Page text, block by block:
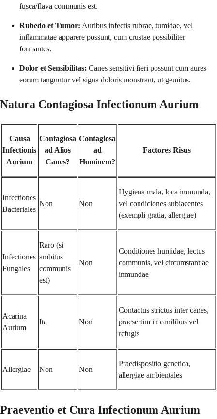
fusca/flava communis est.
Rubedo et Tumor: Auribus infectis rubrae, tumidae, vel
inflammatae apparere possunt, cum crustae possibiliter
formantes.
Dolor et Sensibilitas: Canes sensitivi fieri possunt cum aures
eorum tanguntur vel signa doloris monstrant, ut gemitus.
Natura Contagiosa Infectionum Aurium
Causa
Infectionis
Aurium
Contagiosa
ad Alios
Canes?
Contagiosa
ad
Hominem?
Factores Risus
Infectiones
Bacteriales
Non Non
Hygiena mala, loca immunda,
vel condiciones subiacentes
(exempli gratia, allergiae)
Infectiones
Fungales
Raro (si
ambitus
communis
est)
Non
Conditiones humidae, lectus
communis, vel circumstantiae
inmundae
Acarina
Aurium
Ita Non
Contactus strictus inter canes,
praesertim in canilibus vel
refugis
Allergiae Non Non
Praedispositio genetica,
allergiae ambientales
Praeventio et Cura Infectionum Aurium